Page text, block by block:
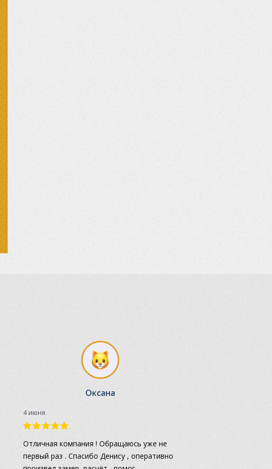
Оксана
4 июня
Отличная компания ! Обращаюсь уже не
первый раз . Спасибо Денису , оперативно